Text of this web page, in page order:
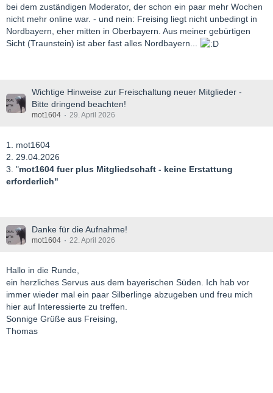
bei dem zuständigen Moderator, der schon ein paar mehr Wochen
nicht mehr online war. - und nein: Freising liegt nicht unbedingt in
Nordbayern, eher mitten in Oberbayern. Aus meiner gebürtigen
Sicht (Traunstein) ist aber fast alles Nordbayern...
Wichtige Hinweise zur Freischaltung neuer Mitglieder -
Bitte dringend beachten!
mot1604 29. April 2026
1. mot1604
2. 29.04.2026
3. "mot1604 fuer plus Mitgliedschaft - keine Erstattung
erforderlich"
Danke für die Aufnahme!
mot1604 22. April 2026
Hallo in die Runde,
ein herzliches Servus aus dem bayerischen Süden. Ich hab vor
immer wieder mal ein paar Silberlinge abzugeben und freu mich
hier auf Interessierte zu treffen.
Sonnige Grüße aus Freising,
Thomas